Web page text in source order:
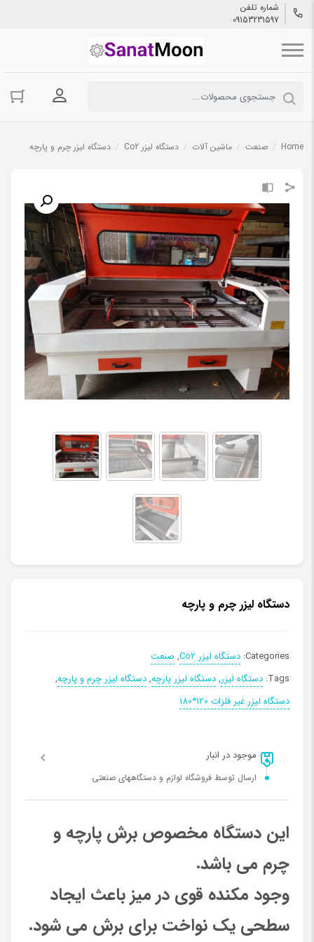
شماره تلفن
09153231597
ورود به
Home
/ صنعت / ماشین آلات / دستگاه لیزر Co2 / دستگاه لیزر چرم و پارچه
دستگاه لیزر چرم و پارچه
Categories: دستگاه لیزر Co2 , صنعت
Tags: دستگاه لیزر,دستگاه لیزر پارچه,دستگاه لیزر چرم و پارچه,
دستگاه لیزر غیر فلزات 120*180
موجود در انبار
ارسال توسط فروشگاه لوازم و دستگاههای صنعتی
این دستگاه مخصوص برش پارچه و
چرم می باشد.
وجود مکنده قوی در میز باعث ایجاد
سطحی یک نواخت برای برش می شود.